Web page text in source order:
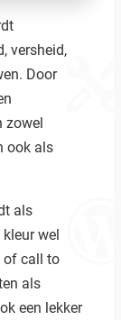
versheid,
Door
zowel
ook als
als
wel
of call to
als
een lekker